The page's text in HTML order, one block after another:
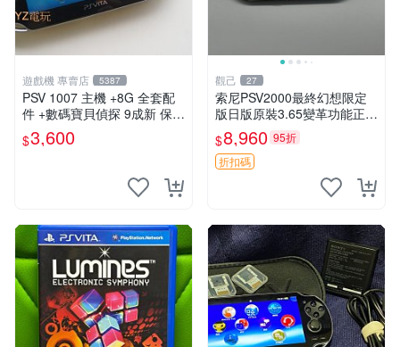
遊戲機 專賣店 5387
PSV 1007 主機 +8G 全套配
件 +數碼寶貝偵探 9成新 保修
一年 品質有保障
$3,600
觀己 27
索尼PSV2000最終幻想限定
版日版原裝3.65變革功能正常
背面小劃痕磨損 實物圖可查
限量珍藏 畫集 游戲機
$8,960 95折
折扣碼